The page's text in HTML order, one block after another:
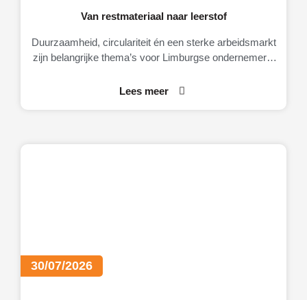
Van restmateriaal naar leerstof
Duurzaamheid, circulariteit én een sterke arbeidsmarkt
zijn belangrijke thema’s voor Limburgse ondernemers.
onder de aandacht.
Lees meer
30/07/2026